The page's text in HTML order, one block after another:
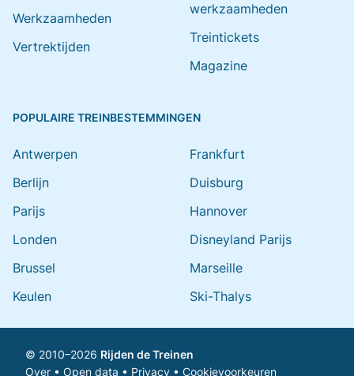
Werkzaamheden
Vertrektijden
werkzaamheden
Treintickets
Magazine
POPULAIRE TREINBESTEMMINGEN
Antwerpen
Berlijn
Parijs
Londen
Brussel
Keulen
Frankfurt
Duisburg
Hannover
Disneyland Parijs
Marseille
Ski-Thalys
© 2010–2026 Rijden de Treinen
Over • Open data • Privacy • Cookievoorkeuren